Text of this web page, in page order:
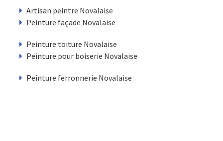
Artisan peintre Novalaise
Peinture façade Novalaise
Peinture toiture Novalaise
Peinture pour boiserie Novalaise
Peinture ferronnerie Novalaise